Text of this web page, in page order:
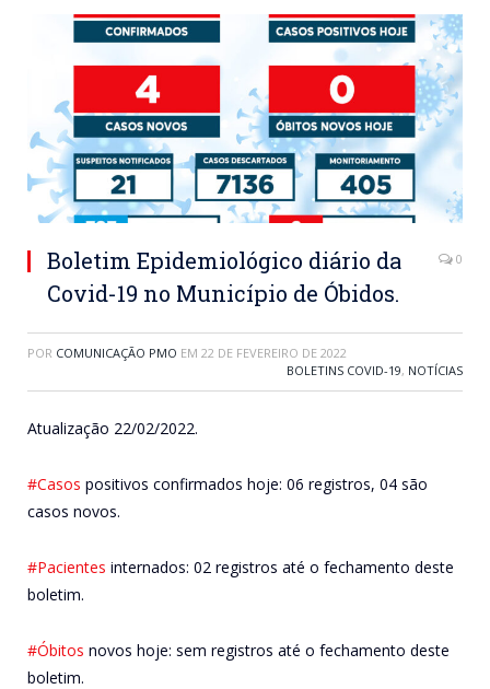
Boletim Epidemiológico diário da
Covid-19 no Município de Óbidos.
0
POR COMUNICAÇÃO PMO EM 22 DE FEVEREIRO DE 2022
BOLETINS COVID-19, NOTÍCIAS
Atualização 22/02/2022.
#Casos positivos confirmados hoje: 06 registros, 04 são
casos novos.
#Pacientes internados: 02 registros até o fechamento deste
boletim.
#Óbitos novos hoje: sem registros até o fechamento deste
boletim.